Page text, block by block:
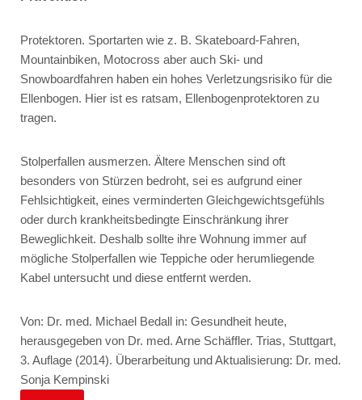
Protektoren. Sportarten wie z. B. Skateboard-Fahren,
Mountainbiken, Motocross aber auch Ski- und
Snowboardfahren haben ein hohes Verletzungsrisiko für die
Ellenbogen. Hier ist es ratsam, Ellenbogenprotektoren zu
tragen.
Stolperfallen ausmerzen. Ältere Menschen sind oft
besonders von Stürzen bedroht, sei es aufgrund einer
Fehlsichtigkeit, eines verminderten Gleichgewichtsgefühls
oder durch krankheitsbedingte Einschränkung ihrer
Beweglichkeit. Deshalb sollte ihre Wohnung immer auf
mögliche Stolperfallen wie Teppiche oder herumliegende
Kabel untersucht und diese entfernt werden.
Von: Dr. med. Michael Bedall in: Gesundheit heute,
herausgegeben von Dr. med. Arne Schäffler. Trias, Stuttgart,
3. Auflage (2014). Überarbeitung und Aktualisierung: Dr. med.
Sonja Kempinski